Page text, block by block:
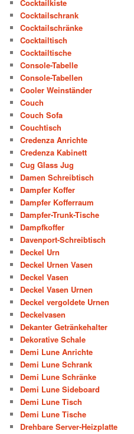
Cocktailkiste
Cocktailschrank
Cocktailschränke
Cocktailtisch
Cocktailtische
Console-Tabelle
Console-Tabellen
Cooler Weinständer
Couch
Couch Sofa
Couchtisch
Credenza Anrichte
Credenza Kabinett
Cug Glass Jug
Damen Schreibtisch
Dampfer Koffer
Dampfer Kofferraum
Dampfer-Trunk-Tische
Dampfkoffer
Davenport-Schreibtisch
Deckel Urn
Deckel Urnen Vasen
Deckel Vasen
Deckel Vasen Urnen
Deckel vergoldete Urnen
Deckelvasen
Dekanter Getränkehalter
Dekorative Schale
Demi Lune Anrichte
Demi Lune Schrank
Demi Lune Schränke
Demi Lune Sideboard
Demi Lune Tisch
Demi Lune Tische
Drehbare Server-Heizplatte